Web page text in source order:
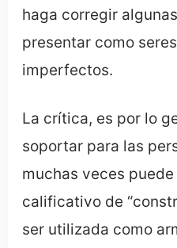
haga corregir
presentar como
imperfectos.
La crítica, es por lo
soportar para las
muchas veces
calificativo de
ser utilizada como